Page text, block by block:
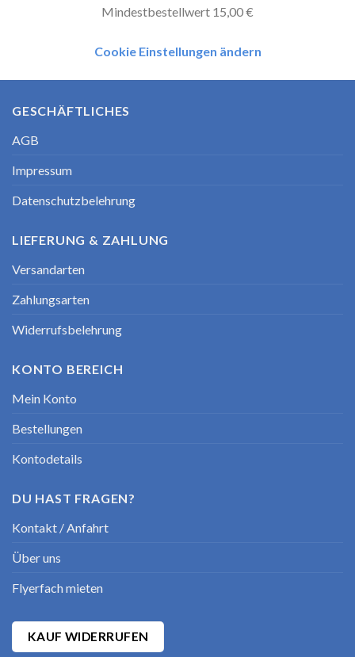
Mindestbestellwert 15,00 €
Cookie Einstellungen ändern
GESCHÄFTLICHES
AGB
Impressum
Datenschutzbelehrung
LIEFERUNG & ZAHLUNG
Versandarten
Zahlungsarten
Widerrufsbelehrung
KONTO BEREICH
Mein Konto
Bestellungen
Kontodetails
DU HAST FRAGEN?
Kontakt / Anfahrt
Über uns
Flyerfach mieten
KAUF WIDERRUFEN